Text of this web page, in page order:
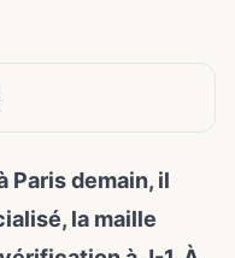
Paris demain, il
la maille